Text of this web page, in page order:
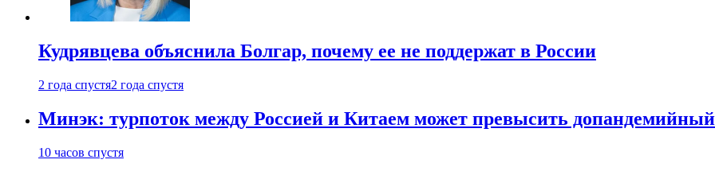
Кудрявцева объяснила Болгар, почему ее не поддержат в России
2 года спустя2 года спустя
Минэк: турпоток между Россией и Китаем может превысить
10 часов спустя